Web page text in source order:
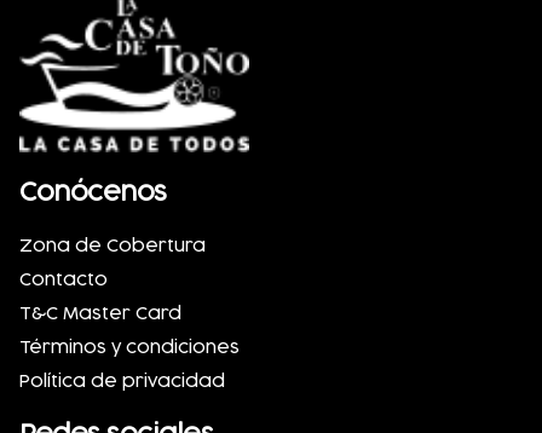
Conócenos
Zona de Cobertura
Contacto
T&C Master Card
Términos y condiciones
Política de privacidad